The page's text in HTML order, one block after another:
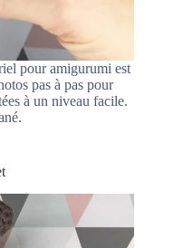
pour amigurumi est
pas à pas pour
à un niveau facile.